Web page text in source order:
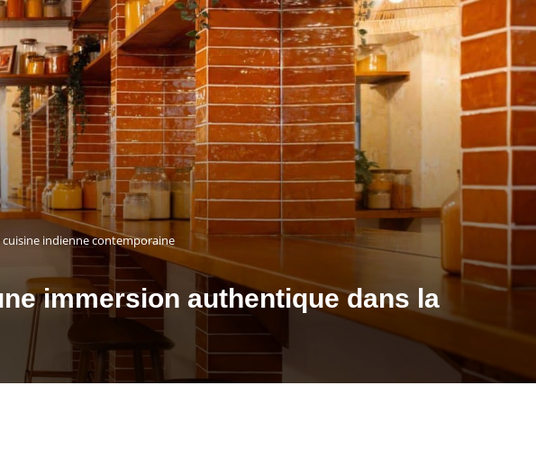
indienne contemporaine
immersion authentique dans la